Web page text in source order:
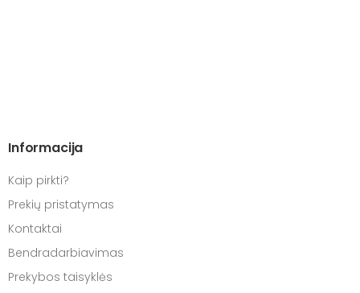
Informacija
Kaip pirkti?
Prekių pristatymas
Kontaktai
Bendradarbiavimas
Prekybos taisyklės